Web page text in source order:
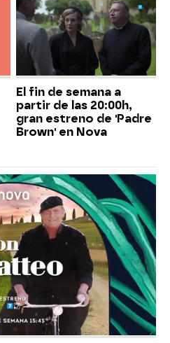
El fin de semana a
partir de las 20:00h,
gran estreno de 'Padre
Brown' en Nova